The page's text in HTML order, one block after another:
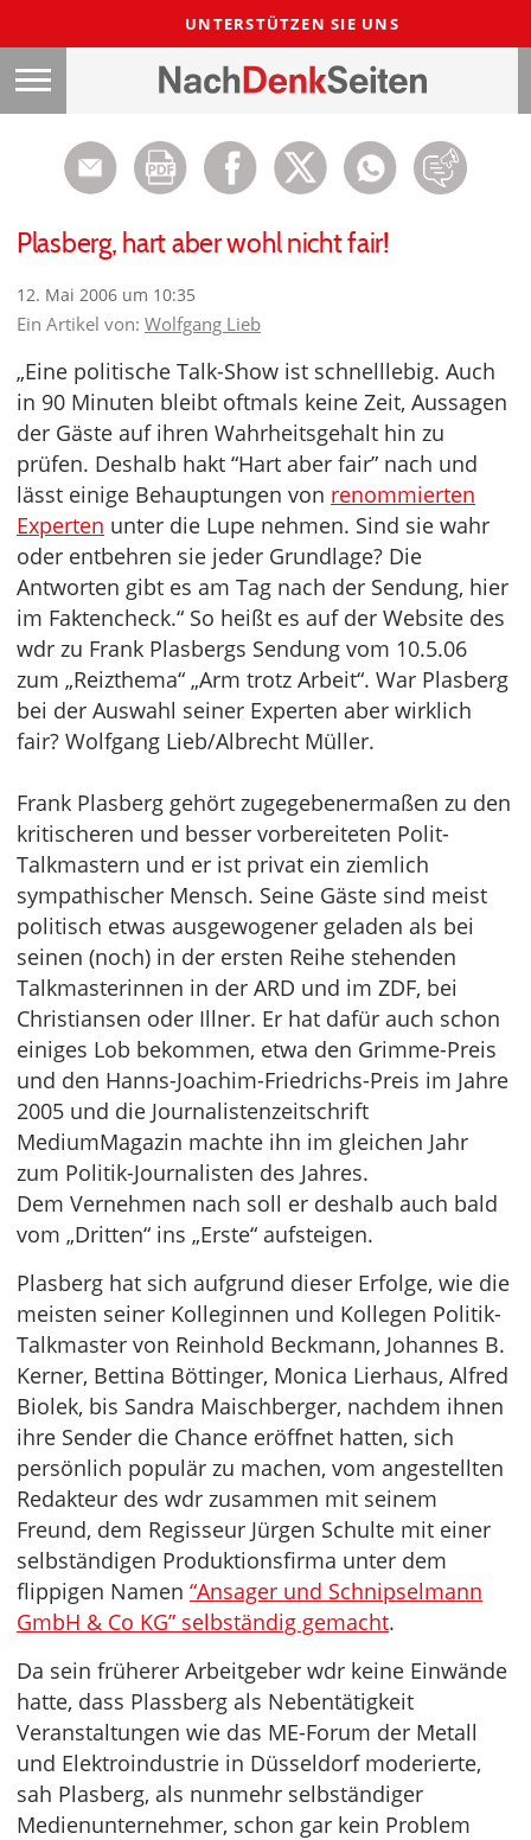
UNTERSTÜTZEN SIE UNS
Plasberg, hart aber wohl nicht fair!
12. Mai 2006 um 10:35
Ein Artikel von: Wolfgang Lieb
„Eine politische Talk-Show ist schnelllebig. Auch
in 90 Minuten bleibt oftmals keine Zeit, Aussagen
der Gäste auf ihren Wahrheitsgehalt hin zu
prüfen. Deshalb hakt “Hart aber fair” nach und
lässt einige Behauptungen von renommierten
Experten unter die Lupe nehmen. Sind sie wahr
oder entbehren sie jeder Grundlage? Die
Antworten gibt es am Tag nach der Sendung, hier
im Faktencheck.“ So heißt es auf der Website des
wdr zu Frank Plasbergs Sendung vom 10.5.06
zum „Reizthema“ „Arm trotz Arbeit“. War Plasberg
bei der Auswahl seiner Experten aber wirklich
fair? Wolfgang Lieb/Albrecht Müller.
Frank Plasberg gehört zugegebenermaßen zu den
kritischeren und besser vorbereiteten Polit-
Talkmastern und er ist privat ein ziemlich
sympathischer Mensch. Seine Gäste sind meist
politisch etwas ausgewogener geladen als bei
seinen (noch) in der ersten Reihe stehenden
Talkmasterinnen in der ARD und im ZDF, bei
Christiansen oder Illner. Er hat dafür auch schon
einiges Lob bekommen, etwa den Grimme-Preis
und den Hanns-Joachim-Friedrichs-Preis im Jahre
2005 und die Journalistenzeitschrift
MediumMagazin machte ihn im gleichen Jahr
zum Politik-Journalisten des Jahres.
Dem Vernehmen nach soll er deshalb auch bald
vom „Dritten“ ins „Erste“ aufsteigen.
Plasberg hat sich aufgrund dieser Erfolge, wie die
meisten seiner Kolleginnen und Kollegen Politik-
Talkmaster von Reinhold Beckmann, Johannes B.
Kerner, Bettina Böttinger, Monica Lierhaus, Alfred
Biolek, bis Sandra Maischberger, nachdem ihnen
ihre Sender die Chance eröffnet hatten, sich
persönlich populär zu machen, vom angestellten
Redakteur des wdr zusammen mit seinem
Freund, dem Regisseur Jürgen Schulte mit einer
selbständigen Produktionsfirma unter dem
flippigen Namen “Ansager und Schnipselmann
GmbH & Co KG” selbständig gemacht.
Da sein früherer Arbeitgeber wdr keine Einwände
hatte, dass Plassberg als Nebentätigkeit
Veranstaltungen wie das ME-Forum der Metall
und Elektroindustrie in Düsseldorf moderierte,
sah Plasberg, als nunmehr selbständiger
Medienunternehmer, schon gar kein Problem